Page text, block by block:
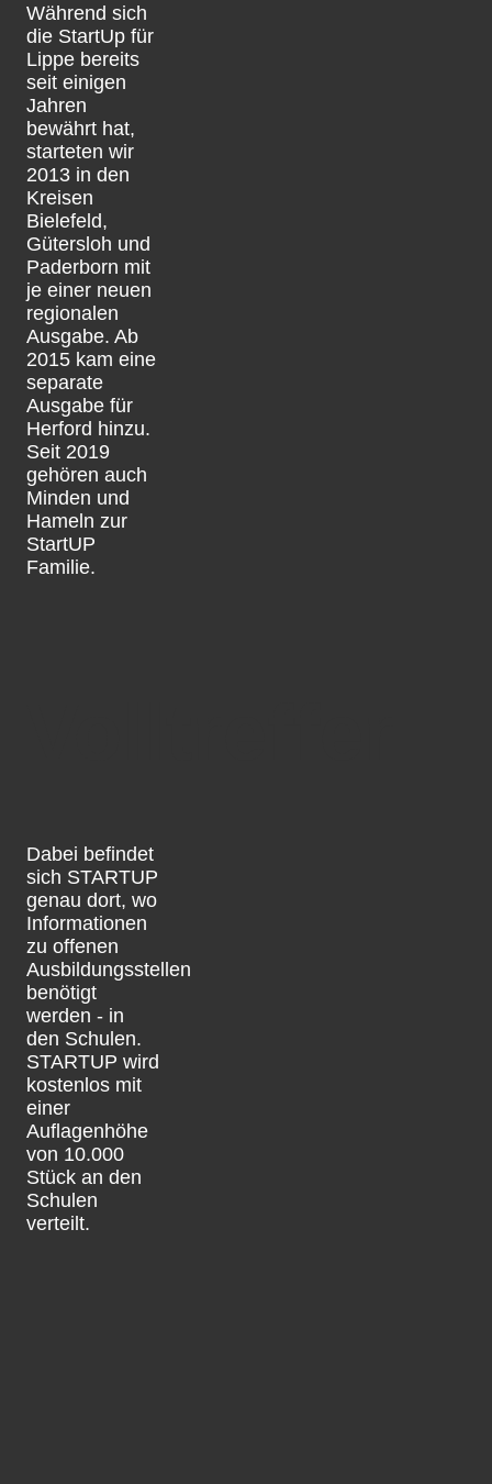
Während sich
die StartUp für
Lippe bereits
seit einigen
Jahren
bewährt hat,
starteten wir
2013 in den
Kreisen
Bielefeld,
Gütersloh und
Paderborn mit
je einer neuen
regionalen
Ausgabe. Ab
2015 kam eine
separate
Ausgabe für
Herford hinzu.
Seit 2019
gehören auch
Minden und
Hameln zur
StartUP
Familie.
Dabei befindet
sich STARTUP
genau dort, wo
Informationen
zu offenen
Ausbildungsstellen
benötigt
werden - in
den Schulen.
STARTUP wird
kostenlos mit
einer
Auflagenhöhe
von 10.000
Stück an den
Schulen
verteilt.